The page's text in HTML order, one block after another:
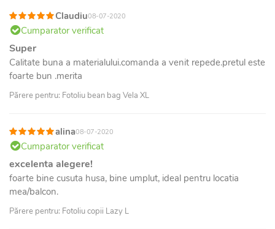
Claudiu08-07-2020
Cumparator verificat
Super
Calitate buna a materialului.comanda a venit repede.pretul este
foarte bun .merita
Părere pentru: Fotoliu bean bag Vela XL
alina08-07-2020
Cumparator verificat
excelenta alegere!
foarte bine cusuta husa, bine umplut, ideal pentru locatia
mea/balcon.
Părere pentru: Fotoliu copii Lazy L